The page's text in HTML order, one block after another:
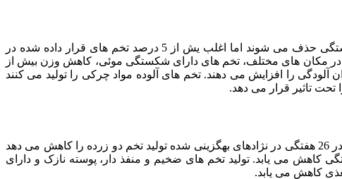
از 5 درصد تخم های قرار داده شده در
مکان های مختلف، تخم های دارای شکستگی موئی، کاهش وزن بیش از
تر از 50 درصد کاهش می دهد. شکستگی مویی میزان آلودگی را افزایش می دهند. تخم های آلوده مواد چرکی را تولید می کنند
تحت تاثیر قرار می دهد.
تخم های دو زرده هرگز هچ نشده و تخم های کوچک تر (کم تر از 50 گرم) به خوبی هچ نمی شوند. کنترل رشد و رسیدن به بلوغ جنسی در 26 هفتگی در نژادهای بهگزینی شده تولید تخم دو زرده را کاهش می دهد
آن جلوگیری نمی کند. با این حال، این نسبت به میزان 5/1 درصد در هفته از 12 درصد در 25 هفتگی به 2 درصد در 35 هفتگی کاهش می یابد. تولید تخم های ضخیم و منفذ دار، پوسته نازک و دارای
کاهش می یابد.